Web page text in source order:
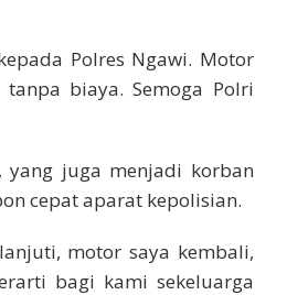
Polres Ngawi. Motor
biaya. Semoga Polri
yang juga menjadi korban
cepat aparat kepolisian.
motor saya kembali,
bagi kami sekeluarga